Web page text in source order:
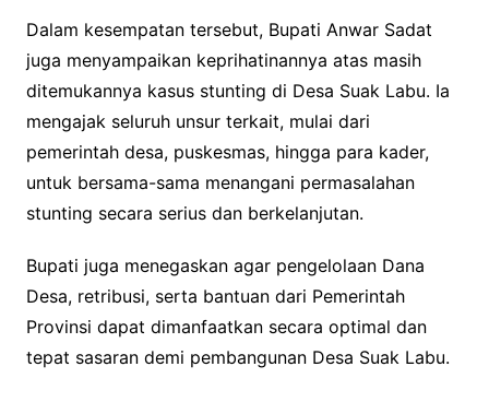
Dalam kesempatan tersebut, Bupati Anwar Sadat
juga menyampaikan keprihatinannya atas masih
ditemukannya kasus stunting di Desa Suak Labu. Ia
mengajak seluruh unsur terkait, mulai dari
pemerintah desa, puskesmas, hingga para kader,
untuk bersama-sama menangani permasalahan
stunting secara serius dan berkelanjutan.
Bupati juga menegaskan agar pengelolaan Dana
Desa, retribusi, serta bantuan dari Pemerintah
Provinsi dapat dimanfaatkan secara optimal dan
tepat sasaran demi pembangunan Desa Suak Labu.